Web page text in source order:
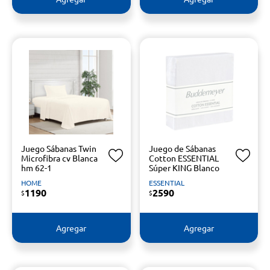
Juego Sábanas Twin
Microfibra cv Blanca
hm 62-1
HOME
$1190
Agregar
Juego de Sábanas
Cotton ESSENTIAL
Súper KING Blanco
ESSENTIAL
$2590
Agregar